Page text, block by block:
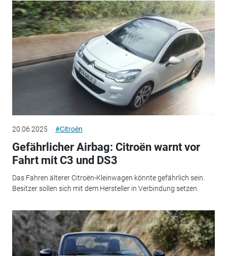
20.06.2025 #Citroën
Gefährlicher Airbag: Citroën warnt vor
Fahrt mit C3 und DS3
Das Fahren älterer Citroën-Kleinwagen könnte gefährlich sein.
Besitzer sollen sich mit dem Hersteller in Verbindung setzen.